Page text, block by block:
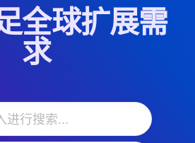
全球扩展需
求